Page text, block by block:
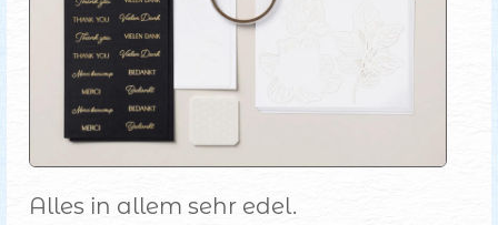
Alles in allem sehr edel.